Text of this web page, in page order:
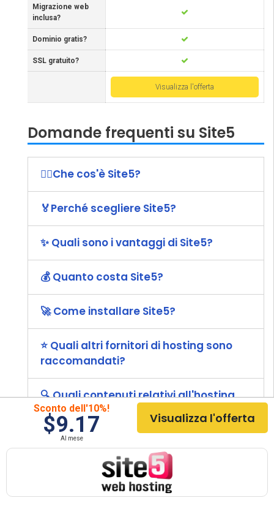
Migrazione web
inclusa?
Dominio gratis?
SSL gratuito?
Visualizza l'offerta
Domande frequenti su Site5
🤷‍♀️Che cos'è Site5?
🏅Perché scegliere Site5?
✨ Quali sono i vantaggi di Site5?
💰 Quanto costa Site5?
🚀 Come installare Site5?
⭐ Quali altri fornitori di hosting sono
raccomandati?
🔍 Quali contenuti relativi all'hosting
posso conoscere?
Questo è stato il nostro riassunto su
cerchiamo di essere il più obiettivi e onesti
possibile in modo che possiate prendere la
Sconto dell'10%!
$9.17
Al mese
Visualizza l'offerta